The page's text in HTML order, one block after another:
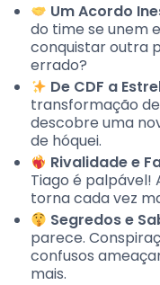
Um Acordo
do time se unem
conquistar outra
errado?
De CDF a
transformação
descobre uma
de hóquei.
Rivalidade e
Tiago é palpável!
torna cada vez
Segredos e
parece.
confusos
mais.